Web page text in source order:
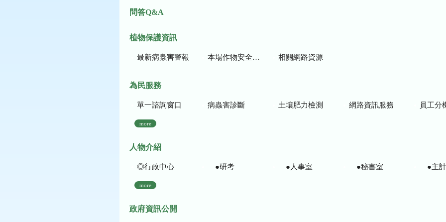
問答Q&A
植物保護資訊
最新病蟲害警報 本場作物安全用藥資訊 相關網路資源
為民服務
單一諮詢窗口 病蟲害診斷 土壤肥力檢測 網路資訊服務 員工分
more
人物介紹
◎行政中心 ●研考 ●人事室 ●秘書室 ●主
more
政府資訊公開